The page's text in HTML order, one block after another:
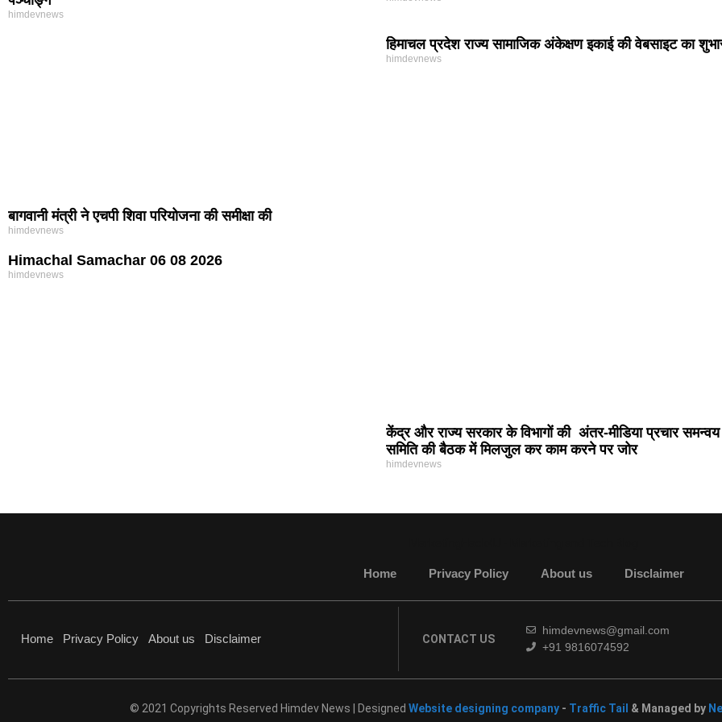
himdevnews
बागवानी मंत्री ने एचपी शिवा परियोजना की समीक्षा की
himdevnews
हिमाचल प्रदेश राज्य सामाजिक अंकेक्षण इकाई की वेबसाइट का
himdevnews
Himachal Samachar 06 08 2026
himdevnews
केंद्र और राज्य सरकार के विभागों की अंतर-मीडिया प्रचार समन्वय
समिति की बैठक में मिलजुल कर काम करने पर जोर
himdevnews
Home Privacy Policy About us Disclaimer
Home Privacy Policy About us Disclaimer CONTACT US
himdevnews@gmail.com
+91 9816074592
© 2021 Copyrights Reserved Himdev News | Designed Website designing company- Traffic Tail & Managed by